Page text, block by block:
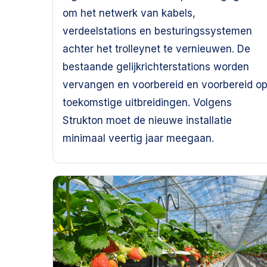
om het netwerk van kabels,
verdeelstations en besturingssystemen
achter het trolleynet te vernieuwen. De
bestaande gelijkrichterstations worden
vervangen en voorbereid en voorbereid op
toekomstige uitbreidingen. Volgens
Strukton moet de nieuwe installatie
minimaal veertig jaar meegaan.